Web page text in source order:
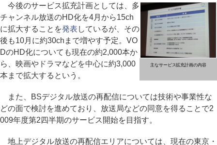
主なサービス拡充計画の内容
今後のサービス拡充計画としては、多
チャンネル放送のHD化を4月から15ch
に拡大することを発表 しているが、その
後も10月に約30chまで増やす予定。VO
DのHD化についても現在の約2,000本か
ら、映画やドラマなどを中心に約3,000
本まで拡大するという。
また、BSデジタル放送の再配信については技術や事業性な
どの面で検討を進めており、放送局などの同意を得ることで2
009年度第2四半期のサービス開始を目指す。
地上デジタル放送の再配信エリアについては、現在の東京・